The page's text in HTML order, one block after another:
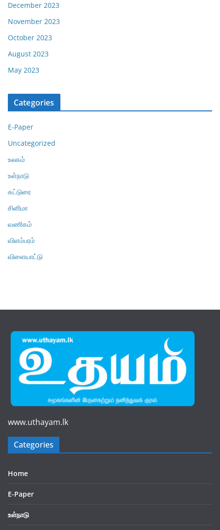
December 2023
November 2023
October 2023
August 2023
May 2023
Categories
E-Paper
Uncategorized
உலகம்
உள்நாடு
கட்டுரை
சினிமா
வணிகம்
விளம்பரம்
விளையாட்டு
www.uthayam.lk
Categories
Home
E-Paper
உள்நாடு